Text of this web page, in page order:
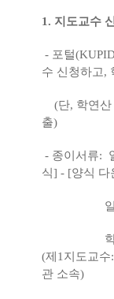
1. 지도교수
- 포털
수 신청하고,
(단, 학연산
출)
- 종이서류:
식] - [양식 다
일반 학
학연산
(제1지도교수
관 소속)